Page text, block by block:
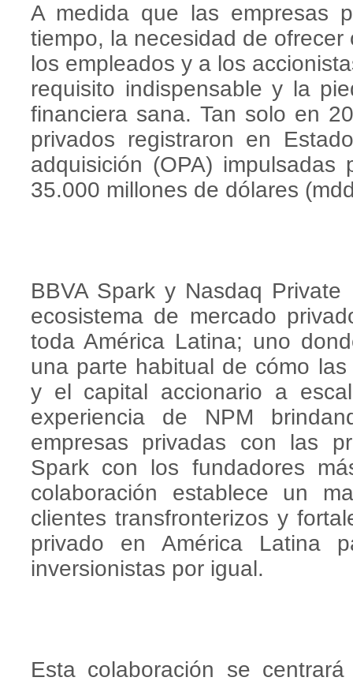
A medida que las empresas
tiempo, la necesidad de
los empleados y a los
requisito indispensable y la
financiera sana. Tan solo en
privados registraron en
adquisición (OPA)
35.000 millones de dólares
BBVA Spark y Nasdaq
ecosistema de mercado
toda América Latina; uno
una parte habitual de cómo
y el capital accionario a
experiencia de NPM
empresas privadas con las
Spark con los fundadores
colaboración establece un
clientes transfronterizos y
privado en América Latina
inversionistas por igual.
Esta colaboración se